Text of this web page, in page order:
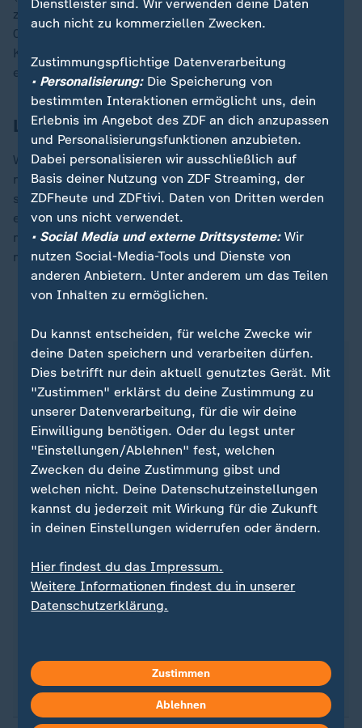
zuvor staubte Musiala im DFB-Pokal beim FSV Mainz
05 (4:0) dreifach in bester Gerd-Müller-Manier ab.
Kompany habe ihm halt auch "gute Positionen für die
einfachen Tore" vermittelt.
Lobeshymnen lassen ihn kalt
Wer Technik mit Torinstinkt vereint, wird zwangsläufig
noch wertvoller, um seine Bilanz in der DFB-Auswahl -
sechs Tore in 36 Einsätzen - auszubauen. Er wolle
einfach jede Saison "einen Schritt nach vorne"
machen, erklärte der Nationalspieler, der entspannt
mit einem Kaffeebecher gekommen war.
Ein Dauerthema bei Jamal Musiala ist seine
Vertragssituation, denn das bisherige Arbeitspapier
in München läuft nur noch bis 2026. Es ist
bekannt, dass 21-Jährige zum Gesicht des
deutschen Rekordmeisters aufgebaut werden soll.
Die Agentur "11WINS" mit dem Juristen Christian
Schmid an der Spitze weiß natürlich um den
Marktwerkt ihres Mandanten, der aktuell bei 130
Millionen Euro liegt.
Musiala hatte vor zwei Wochen in Mainz seine
Zukunftspläne schelmisch grinsend als "mystery"
bezeichnete. Auch am Dienstag in Frankfurt wollte
er das Geheimnis nicht lüften: "Über die
schauen wir einfach, was passiert."
Dienstleister sind. Wir verwenden deine Daten
auch nicht zu kommerziellen Zwecken.
Zustimmungspflichtige Datenverarbeitung
• Personalisierung:Die Speicherung von
bestimmten Interaktionen ermöglicht uns, dein
Erlebnis im Angebot des ZDF an dich anzupassen
und Personalisierungsfunktionen anzubieten.
Dabei personalisieren wir ausschließlich auf
Basis deiner Nutzung von ZDF Streaming, der
ZDFheute und ZDFtivi. Daten von Dritten werden
von uns nicht verwendet.
• Social Media und externe Drittsysteme:Wir
nutzen Social-Media-Tools und Dienste von
anderen Anbietern. Unter anderem um das Teilen
von Inhalten zu ermöglichen.
Du kannst entscheiden, für welche Zwecke wir
deine Daten speichern und verarbeiten dürfen.
Dies betrifft nur dein aktuell genutztes Gerät. Mit
"Zustimmen" erklärst du deine Zustimmung zu
unserer Datenverarbeitung, für die wir deine
Einwilligung benötigen. Oder du legst unter
"Einstellungen/Ablehnen" fest, welchen
Zwecken du deine Zustimmung gibst und
welchen nicht. Deine Datenschutzeinstellungen
kannst du jederzeit mit Wirkung für die Zukunft
in deinen Einstellungen widerrufen oder ändern.
Hier findest du das Impressum.
Weitere Informationen findest du in unserer
Datenschutzerklärung.
Zustimmen
Ablehnen